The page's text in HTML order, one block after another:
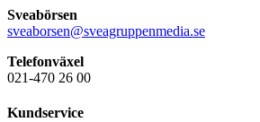
Sveabörsen
sveaborsen@sveagruppenmedia.se
Telefonväxel
021-470 26 00
Kundservice